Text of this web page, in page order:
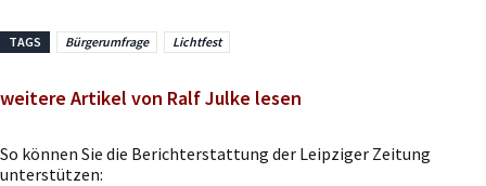
TAGS Bürgerumfrage Lichtfest
weitere Artikel von Ralf Julke lesen
So können Sie die Berichterstattung der Leipziger Zeitung
unterstützen: